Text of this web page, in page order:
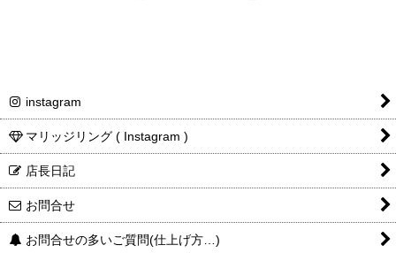
instagram
マリッジリング ( Instagram )
店長日記
お問合せ
お問合せの多いご質問(仕上げ方…)